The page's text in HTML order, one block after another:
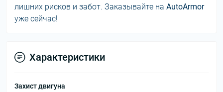
лишних рисков и забот. Заказывайте на AutoArmor
уже сейчас!
Характеристики
Захист двигуна